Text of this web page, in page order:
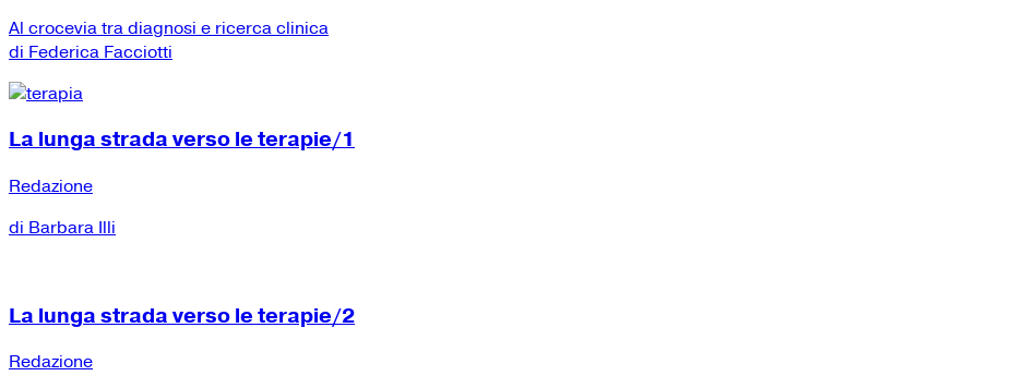
Al crocevia tra diagnosi e ricerca clinica
di Federica Facciotti
La lunga strada verso le terapie/1
Redazione
di Barbara Illi
La lunga strada verso le terapie/2
Redazione